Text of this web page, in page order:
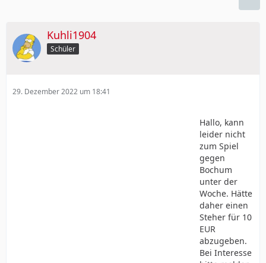
Kuhli1904
Schüler
29. Dezember 2022 um 18:41
Hallo, kann
leider nicht
zum Spiel
gegen
Bochum
unter der
Woche. Hätte
daher einen
Steher für 10
EUR
abzugeben.
Bei Interesse